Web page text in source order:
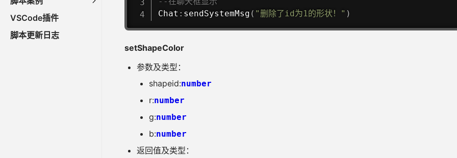
VSCode插件
脚本更新日志
Chat : sendSystemMsg ( "删除了id为1的形状！" )
setShapeColor
参数及类型：
shapeid:number
r:number
g:number
b:number
返回值及类型：